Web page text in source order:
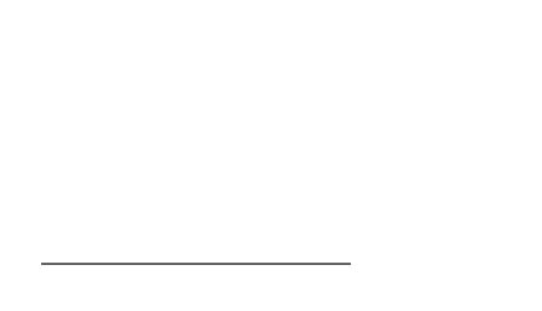
————————————————